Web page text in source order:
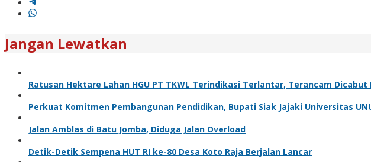
Jangan Lewatkan
Ratusan Hektare Lahan HGU PT TKWL Terindikasi Terlantar, Terancam Dicabut
Perkuat Komitmen Pembangunan Pendidikan, Bupati Siak Jajaki Universitas
Jalan Amblas di Batu Jomba, Diduga Jalan Overload
Detik-Detik Sempena HUT RI ke-80 Desa Koto Raja Berjalan Lancar